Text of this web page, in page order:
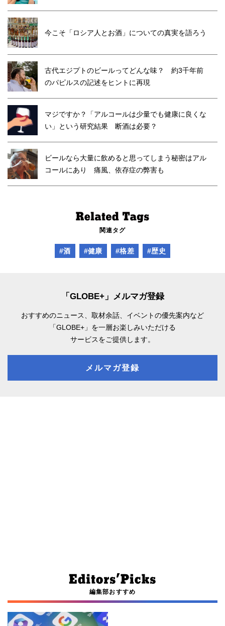
今こそ「ロシア人とお酒」についての真実を語ろう
古代エジプトのビールってどんな味？ 約3千年前
のパピルスの記述をヒントに再現
マジですか？「アルコールは少量でも健康に良くな
い」という研究結果 断酒は必要？
ビールなら大量に飲めると思ってしまう秘密はアル
コールにあり 痛風、依存症の弊害も
関連タグ
#酒 #健康 #格差 #歴史
「GLOBE+」メルマガ登録
おすすめのニュース、取材余話、 イベントの優先案内など
「GLOBE+」を一層お楽しみいただける
サービスをご提供します。
メルマガ登録
編集部おすすめ